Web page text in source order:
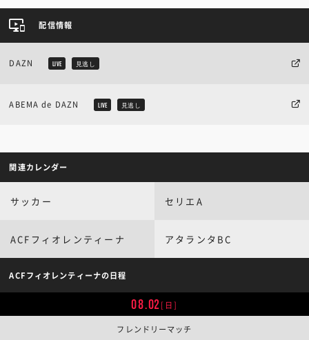
配信情報
DAZN LIVE 見逃し
ABEMA de DAZN LIVE 見逃し
関連カレンダー
サッカー セリエA
ACFフィオレンティーナ アタランタBC
ACFフィオレンティーナの日程
08.02[日]
フレンドリーマッチ